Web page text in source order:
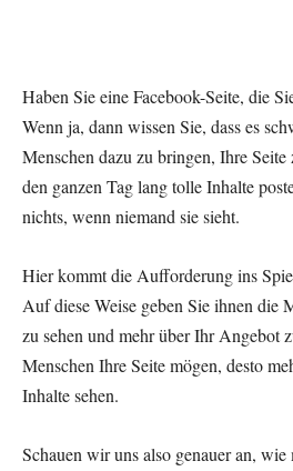
Haben Sie eine Facebook-Seite, die
Wenn ja, dann wissen Sie, dass es
Menschen dazu zu bringen, Ihre
den ganzen Tag lang tolle Inhalte
nichts, wenn niemand sie sieht.
Hier kommt die Aufforderung ins
Auf diese Weise geben Sie ihnen die
zu sehen und mehr über Ihr Angebot
Menschen Ihre Seite mögen, desto
Inhalte sehen.
Schauen wir uns also genauer an,